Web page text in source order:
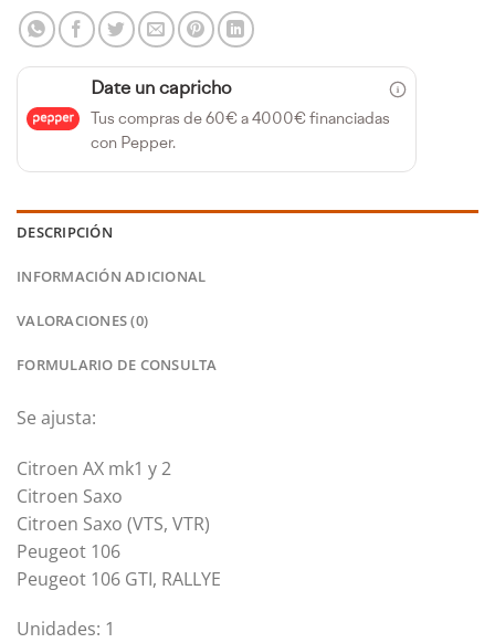
Date un capricho
Tus compras de 60€ a 4000€ financiadas
con Pepper.
DESCRIPCIÓN
INFORMACIÓN ADICIONAL
VALORACIONES (0)
FORMULARIO DE CONSULTA
Se ajusta:
Citroen AX mk1 y 2
Citroen Saxo
Citroen Saxo (VTS, VTR)
Peugeot 106
Peugeot 106 GTI, RALLYE
Unidades: 1